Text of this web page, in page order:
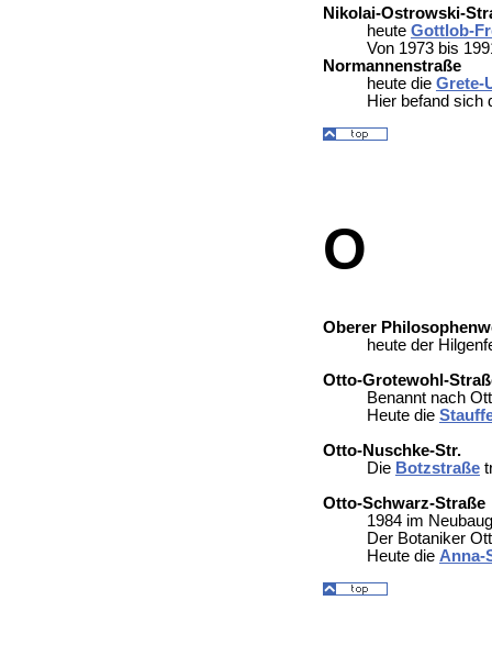
Nikolai-Ostrowski-
heute Gottlob-
Von 1973 bis
Normannenstraße
heute die Grete-
Hier befand sich
O
Oberer
heute der
Otto-Grotewohl-
Benannt nach
Heute die
Otto-Nuschke-Str.
Die Botzstraße
Otto-Schwarz-Straße
1984 im
Der Botaniker
Heute die Anna-